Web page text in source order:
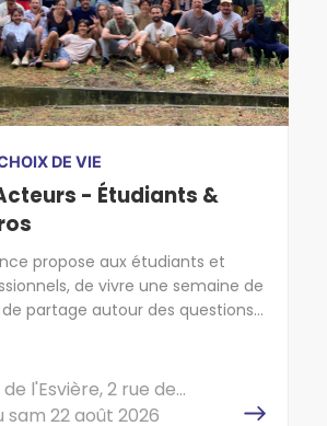
DE VIE
- Étudiants &
propose aux étudiants et
de vivre une semaine de
partage autour des questions
l'Esvière, 2 rue de
ANGERS
sam 22 août 2026